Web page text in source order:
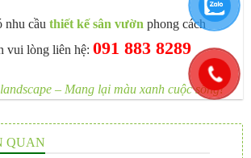
nhu cầu thiết kế sân vườn phong cách
vui lòng liên hệ: 091 883 8289
– Mang lại màu xanh cuộc sống!
QUAN